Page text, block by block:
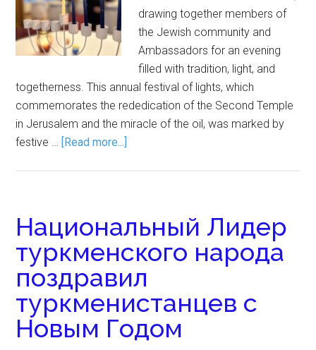
drawing together members of
the Jewish community and
Ambassadors for an evening
filled with tradition, light, and
togetherness. This annual festival of lights, which
commemorates the rededication of the Second Temple
in Jerusalem and the miracle of the oil, was marked by
festive … [Read more...]
Национальный Лидер
туркменского народа
поздравил
туркменистанцев с
Новым Годом